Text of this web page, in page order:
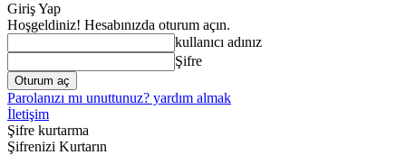
Giriş Yap
Hoşgeldiniz! Hesabınızda oturum açın.
kullanıcı adınız
Şifre
Parolanızı mı unuttunuz? yardım almak
İletişim
Şifre kurtarma
Şifrenizi Kurtarın